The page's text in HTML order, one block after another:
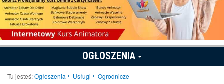
OGŁOSZENIA
Tu jesteś:Ogłoszenia Usługi Ogrodnicze